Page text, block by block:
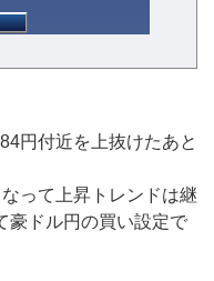
円付近を上抜けたあと
って上昇トレンドは継
豪ドル円の買い設定で